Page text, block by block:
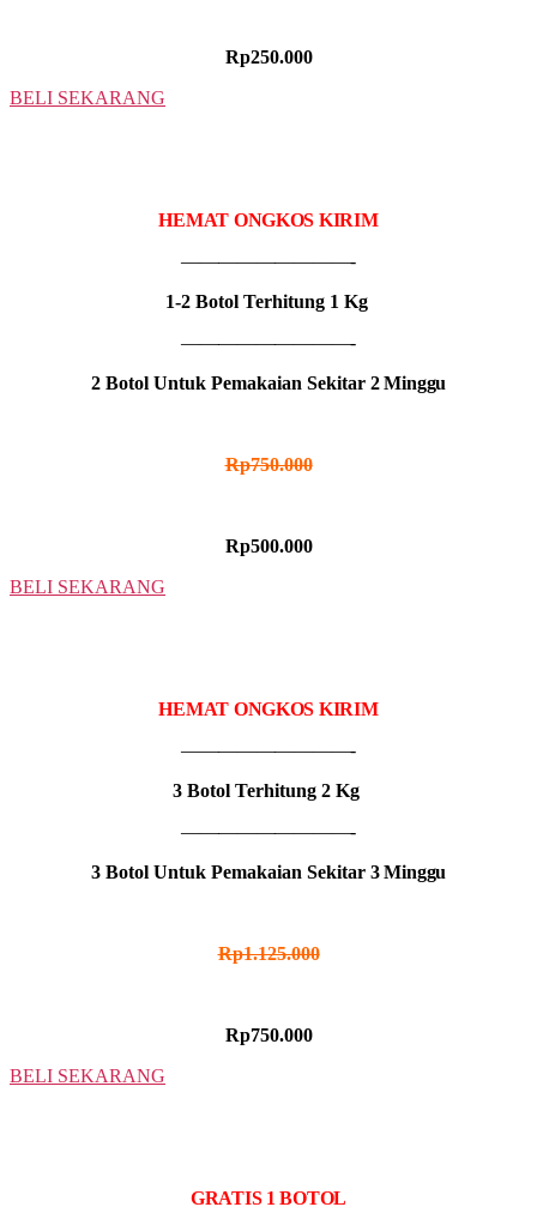
Rp250.000
BELI SEKARANG
HEMAT ONGKOS KIRIM
—————————-
1-2 Botol Terhitung 1 Kg
—————————-
2 Botol Untuk Pemakaian Sekitar 2 Minggu
Rp750.000
Rp500.000
BELI SEKARANG
HEMAT ONGKOS KIRIM
—————————-
3 Botol Terhitung 2 Kg
—————————-
3 Botol Untuk Pemakaian Sekitar 3 Minggu
Rp1.125.000
Rp750.000
BELI SEKARANG
GRATIS 1 BOTOL